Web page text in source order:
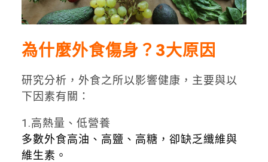
為什麼外食傷身？ 3大原因
研究分析，外食之所以影響健康，主要與以
下因素有關：
1️ .高熱量、低營養
多數外食高油、高鹽、高糖，卻缺乏纖維與
維生素。